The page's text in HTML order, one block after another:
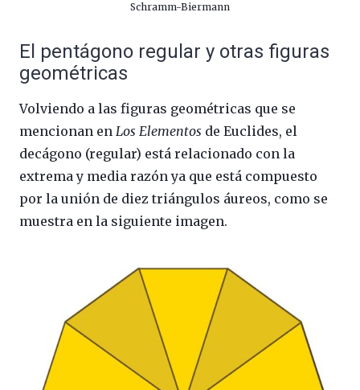
Schramm-Biermann
El pentágono regular y otras figuras
geométricas
Volviendo a las figuras geométricas que se
mencionan en Los Elementos de Euclides, el
decágono (regular) está relacionado con la
extrema y media razón ya que está compuesto
por la unión de diez triángulos áureos, como se
muestra en la siguiente imagen.